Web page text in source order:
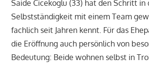
Saide Cicekoglu (33) hat den Schritt in
Selbstständigkeit mit einem Team
fachlich seit Jahren kennt. Für das
die Eröffnung auch persönlich von
Bedeutung: Beide wohnen selbst in